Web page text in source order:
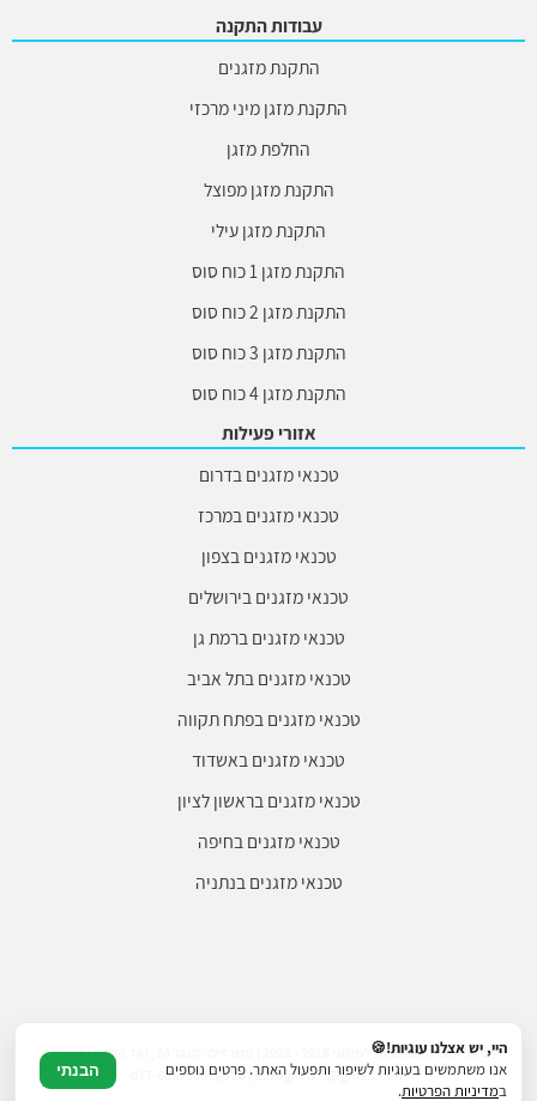
עבודות התקנה
התקנת מזגנים
התקנת מזגן מיני מרכזי
החלפת מזגן
התקנת מזגן מפוצל
התקנת מזגן עילי
התקנת מזגן 1 כוח סוס
התקנת מזגן 2 כוח סוס
התקנת מזגן 3 כוח סוס
התקנת מזגן 4 כוח סוס
אזורי פעילות
טכנאי מזגנים בדרום
טכנאי מזגנים במרכז
טכנאי מזגנים בצפון
טכנאי מזגנים בירושלים
טכנאי מזגנים ברמת גן
טכנאי מזגנים בתל אביב
טכנאי מזגנים בפתח תקווה
טכנאי מזגנים באשדוד
טכנאי מזגנים בראשון לציון
טכנאי מזגנים בחיפה
טכנאי מזגנים בנתניה
© כל הזכויות שמורות למיזוגי 2018 - 2026 | משרדים: הנגר 24, הוד השרון | דוא"ל:
mizugi.co.il@gmail.com | טלפון: 077-6052500
היי, יש אצלנו עוגיות!🍪
אנו משתמשים בעוגיות לשיפור ותפעול האתר. פרטים נוספים
במדיניות הפרטיות.
הבנתי